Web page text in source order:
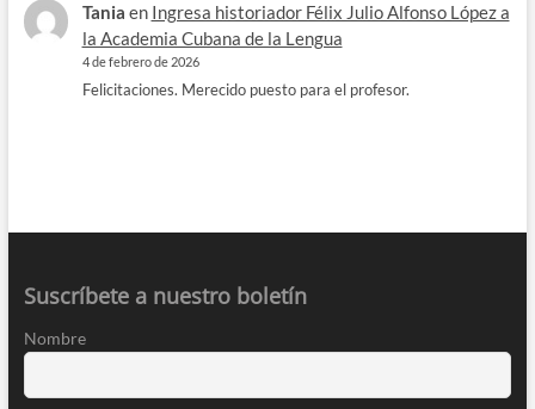
Tania en Ingresa historiador Félix Julio Alfonso López a
la Academia Cubana de la Lengua
4 de febrero de 2026
Felicitaciones. Merecido puesto para el profesor.
Suscríbete a nuestro boletín
Nombre